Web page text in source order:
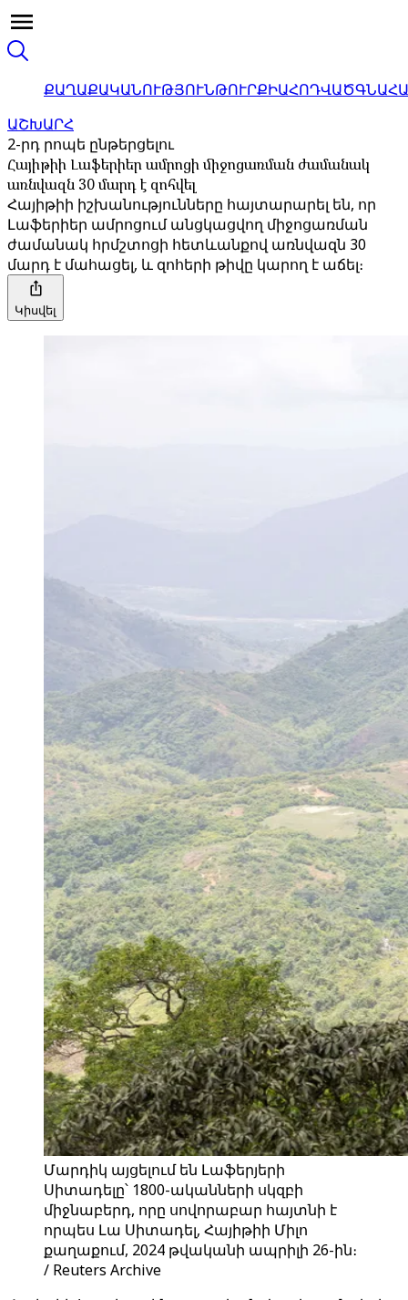
ՔԱՂԱՔԱԿԱՆՈՒԹՅՈՒՆԹՈՒՐՔԻԱՀՈԴՎԱԾ
ԱՇԽԱՐՀ
2-րդ րոպե ընթերցելու
Հայիթիի Լաֆերիեր ամրոցի միջոցառման ժամանակ
առնվազն 30 մարդ է զոհվել
Հայիթիի իշխանությունները հայտարարել են, որ
Լաֆերիեր ամրոցում անցկացվող միջոցառման
ժամանակ հրմշտոցի հետևանքով առնվազն 30
մարդ է մահացել, և զոհերի թիվը կարող է աճել։
Կիսվել
Մարդիկ այցելում են Լաֆերյերի
Սիտադելը՝ 1800-ականների սկզբի
միջնաբերդ, որը սովորաբար հայտնի է
որպես Լա Սիտադել, Հայիթիի Միլո
քաղաքում, 2024 թվականի ապրիլի 26-ին։
/ Reuters Archive